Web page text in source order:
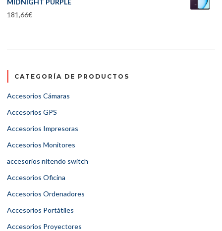
181,66€
CATEGORÍA DE PRODUCTOS
Accesorios Cámaras
Accesorios GPS
Accesorios Impresoras
Accesorios Monitores
accesorios nitendo switch
Accesorios Oficina
Accesorios Ordenadores
Accesorios Portátiles
Accesorios Proyectores